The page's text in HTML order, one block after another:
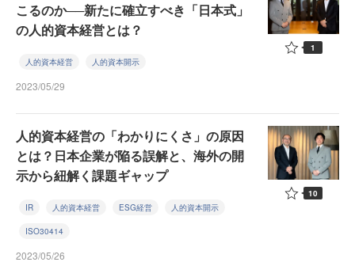
こるのか──新たに確立すべき「日本式」
の人的資本経営とは？
人的資本経営 人的資本開示
2023/05/29
1
人的資本経営の「わかりにくさ」の原因
とは？日本企業が陥る誤解と、海外の開
示から紐解く課題ギャップ
IR 人的資本経営 ESG経営 人的資本開示
ISO30414
2023/05/26
10